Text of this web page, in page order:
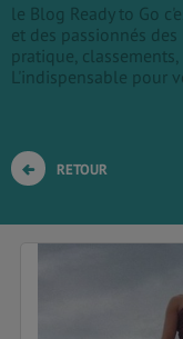
le Blog Ready to Go
et des passionnés
pratique, classements,
L'indispensable pour
RETOUR